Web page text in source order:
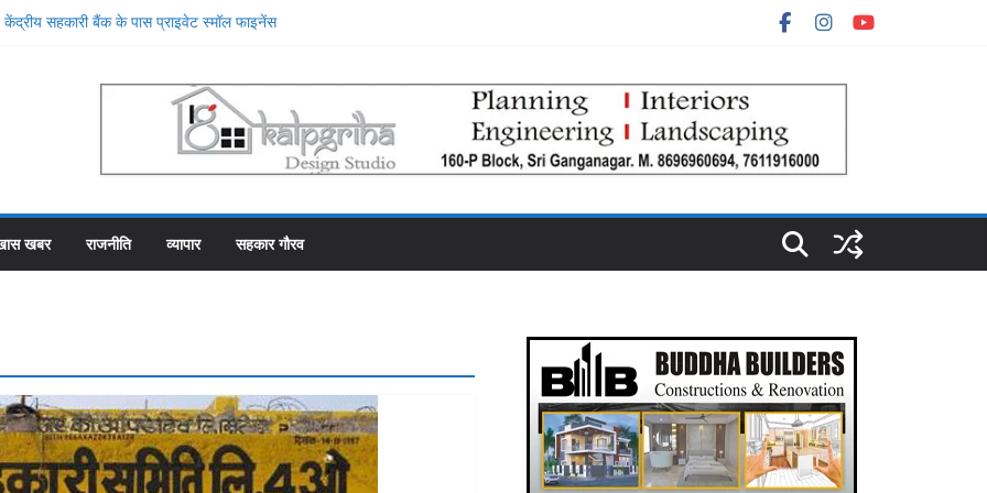
केंद्रीय सहकारी बैंक के पास प्राइवेट स्मॉल फाइनेंस
रहे सहकारी भंडार के पास कर्मचारियों को वेतन देने
काट रहे 31 कर्मचारी
में गड़बड़ी की एक और एजेंसी ने शुरू की जांच
महल में रोजगार उत्सव और मीडिया मैनेजमेंट
व्यवस्थापकों की मिलीभगत से फसल बीमा में
खबर राजनीति व्यापार सहकार गौरव